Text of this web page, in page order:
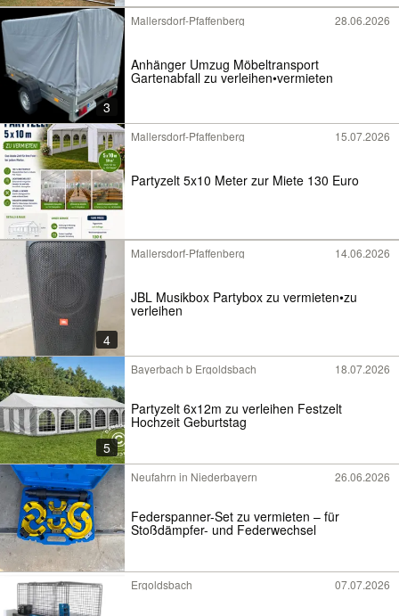
3
Mallersdorf-Pfaffenberg 28.06.2026
Anhänger Umzug Möbeltransport
Gartenabfall zu verleihen•vermieten
Mallersdorf-Pfaffenberg 15.07.2026
Partyzelt 5x10 Meter zur Miete 130 Euro
4
Mallersdorf-Pfaffenberg 14.06.2026
JBL Musikbox Partybox zu vermieten•zu
verleihen
5
Bayerbach b Ergoldsbach 18.07.2026
Partyzelt 6x12m zu verleihen Festzelt
Hochzeit Geburtstag
Neufahrn in Niederbayern 26.06.2026
Federspanner-Set zu vermieten – für
Stoßdämpfer- und Federwechsel
Ergoldsbach 07.07.2026